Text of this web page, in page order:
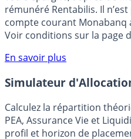
Bénéficiez de cette offre de
votre épargne, auprès de
rémunéré Rentabilis. Il n’est
Voir conditions sur la page
En savoir plus
Simulateur
Calculez la répartition